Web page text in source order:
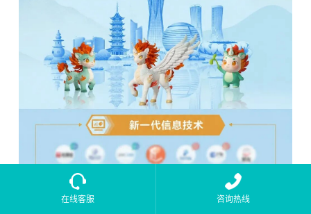
在线客服 咨询热线